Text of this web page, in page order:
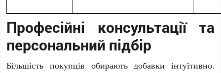
Професійні консультації та
персональний підбір
Більшість покупців обирають добавки інтуїтивно.